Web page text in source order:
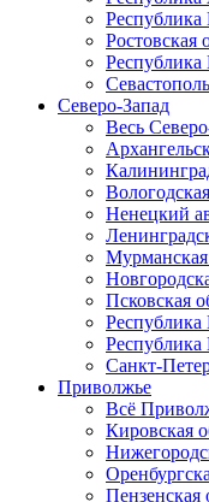
Ростовская
Севастополь
Северо-Запад
Весь
Ненецкий
Мурманская
Псковская
Республика
Санкт-
Приволжье
Всё
Кировская
Пензенская